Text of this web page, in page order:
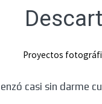
Proyectos
casi sin darme